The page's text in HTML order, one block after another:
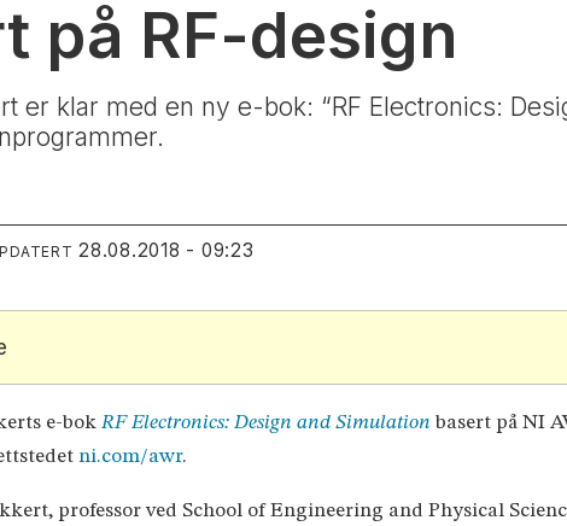
på RF-design
er klar med en ny e-bok: “RF Electronics:
28.08.2018 - 09:23
e-bokRF Electronics: Design and Simulation basert på NI
ni.com/awr.
professor ved School of Engineering and Physical